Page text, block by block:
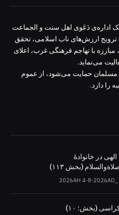
اداره‌ی دَعَوی اهل سنت و الجماعت
ترویج ارزش‌های ناب اسلامی، تحقق
با تهاجم فرهنگی غرب، اعلای
می‌نماید.
مسلمان حمایت می‌شود، از عموم
را دارد.
در خانوادۀ
(بخش ۱۱۳)
(بخش: ۱۰)